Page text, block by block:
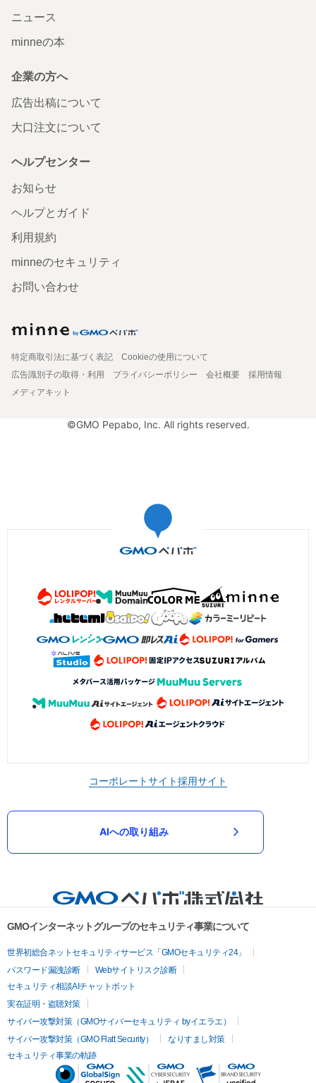
ニュース
minneの本
企業の方へ
広告出稿について
大口注文について
ヘルプセンター
お知らせ
ヘルプとガイド
利用規約
minneのセキュリティ
お問い合わせ
特定商取引法に基づく表記
Cookieの使用について
広告識別子の取得・利用
プライバシーポリシー 会社概要
採用情報
メディアキット
©GMO Pepabo, Inc. All rights reserved.
コーポレートサイト採用サイト
AIへの取り組み
GMOインターネットグループのセキュリティ事業について
世界初総合ネットセキュリティサービス「GMOセキュリティ24」
パスワード漏洩診断
Webサイトリスク診断
セキュリティ相談AIチャットボット
実在証明・盗聴対策
サイバー攻撃対策（GMOサイバーセキュリティ byイエラエ）
サイバー攻撃対策（GMO Flatt Security）
なりすまし対策
セキュリティ事業の軌跡